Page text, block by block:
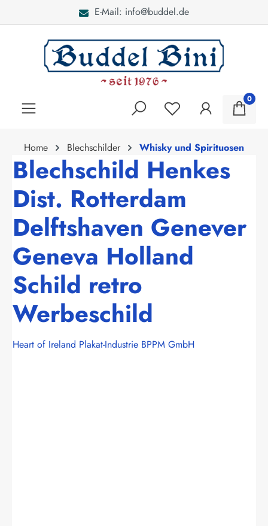
E-Mail: info@buddel.de
0
Home Blechschilder Whisky und Spirituosen
Blechschild Henkes
Dist. Rotterdam
Delftshaven Genever
Geneva Holland
Schild retro
Werbeschild
Heart of Ireland Plakat-Industrie BPPM GmbH